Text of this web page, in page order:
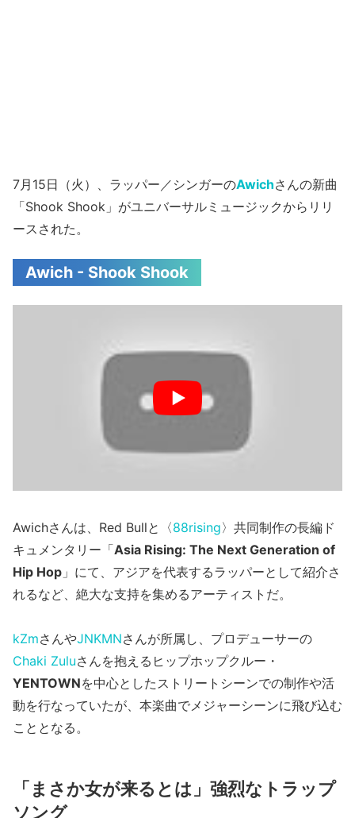
7月15日（火）、ラッパー／シンガーのAwichさんの新曲
「Shook Shook」がユニバーサルミュージックからリリ
ースされた。
Awich - Shook Shook
Awichさんは、Red Bullと〈88rising〉共同制作の長編ド
キュメンタリー「Asia Rising: The Next Generation of
Hip Hop 」にて、アジアを代表するラッパーとして紹介さ
れるなど、絶大な支持を集めるアーティストだ。
kZmさんやJNKMNさんが所属し、プロデューサーの
Chaki Zuluさんを抱えるヒップホップクルー・
YENTOWNを中心としたストリートシーンでの制作や活
動を行なっていたが、本楽曲でメジャーシーンに飛び込む
こととなる。
「まさか女が来るとは」強烈なトラップ
ソング